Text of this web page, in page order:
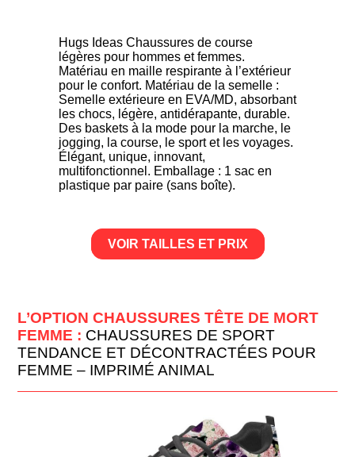
Hugs Ideas Chaussures de course
légères pour hommes et femmes.
Matériau en maille respirante à l’extérieur
pour le confort. Matériau de la semelle :
Semelle extérieure en EVA/MD, absorbant
les chocs, légère, antidérapante, durable.
Des baskets à la mode pour la marche, le
jogging, la course, le sport et les voyages.
Élégant, unique, innovant,
multifonctionnel. Emballage : 1 sac en
plastique par paire (sans boîte).
VOIR TAILLES ET PRIX
L’OPTION CHAUSSURES TÊTE DE MORT
FEMME : CHAUSSURES DE SPORT
TENDANCE ET DÉCONTRACTÉES POUR
FEMME – IMPRIMÉ ANIMAL